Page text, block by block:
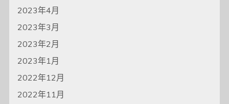
2023年4月
2023年3月
2023年2月
2023年1月
2022年12月
2022年11月